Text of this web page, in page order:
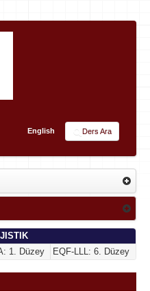
English Ders Ara
1. Düzey EQF-LLL: 6. Düzey